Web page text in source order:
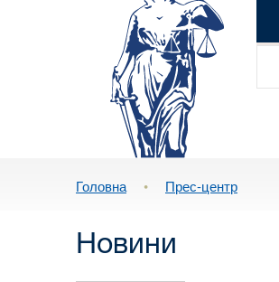
Головна • Прес-центр
Новини